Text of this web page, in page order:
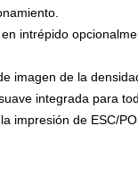
intrépido
imagen de la
integrada para
impresión de ESC/